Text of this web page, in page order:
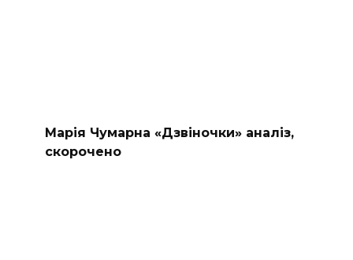
Марія Чумарна «Дзвіночки» аналіз,
скорочено